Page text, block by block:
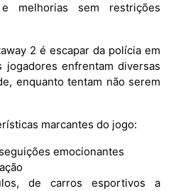
melhorias sem restrições
2 é escapar da polícia em
jogadores enfrentam diversas
enquanto tentam não serem
marcantes do jogo:
emocionantes
de carros esportivos a